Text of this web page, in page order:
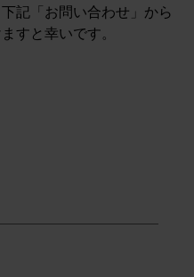
記「お問い合わせ」から
すと幸いです。